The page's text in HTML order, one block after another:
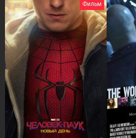
Фильм